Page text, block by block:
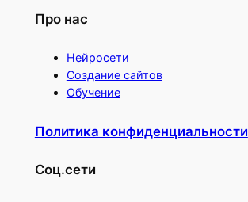
Про нас
Нейросети
Создание сайтов
Обучение
Политика конфиденциальности
Соц.сети